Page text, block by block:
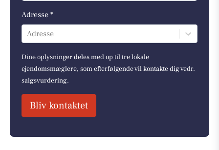
Adresse *
Adresse
Dine oplysninger deles med op til tre lokale
ejendomsmæglere, som efterfølgende vil kontakte dig vedr.
salgsvurdering.
Bliv kontaktet